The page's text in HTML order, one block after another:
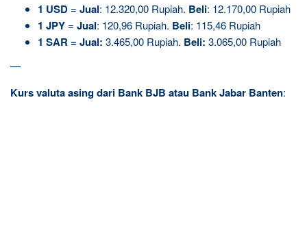
1 USD = Jual: 12.320,00 Rupiah. Beli: 12.170,00 Rupiah
1 JPY = Jual: 120,96 Rupiah. Beli: 115,46 Rupiah
1 SAR = Jual: 3.465,00 Rupiah. Beli: 3.065,00 Rupiah
—
Kurs valuta asing dari Bank BJB atau Bank Jabar Banten: